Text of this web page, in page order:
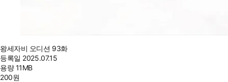
왕세자비 오디션 93화
등록일 2025.07.15
용량11MB
200원